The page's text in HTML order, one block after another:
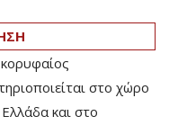
στο χώρο
και στο